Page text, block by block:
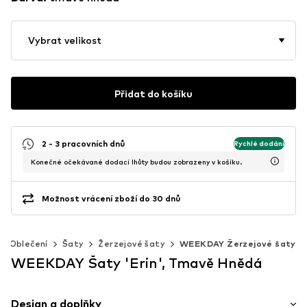
Vybrat velikost
Přidat do košíku
2 - 3 pracovních dnů Rychlé dodání
Konečné očekávané dodací lhůty budou zobrazeny v košíku.
Možnost vrácení zboží do 30 dnů
Oblečení Šaty Žerzejové šaty WEEKDAY Žerzejové šaty
WEEKDAY Šaty 'Erin', Tmavě Hnědá
Design a doplňky